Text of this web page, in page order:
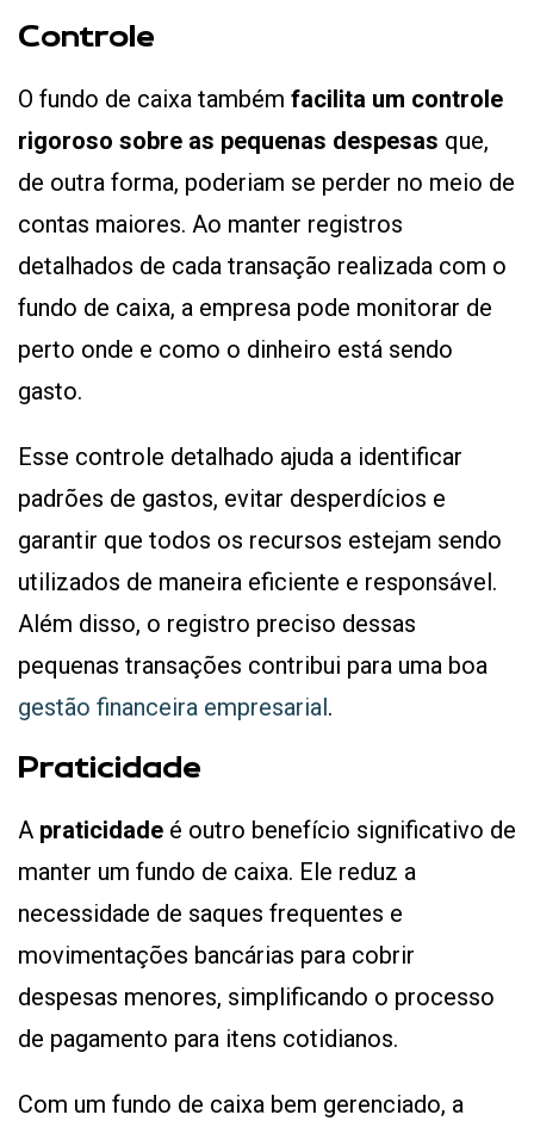
Controle
O fundo de caixa também facilita um controle
rigoroso sobre as pequenas despesas que,
de outra forma, poderiam se perder no meio de
contas maiores. Ao manter registros
detalhados de cada transação realizada com o
fundo de caixa, a empresa pode monitorar de
perto onde e como o dinheiro está sendo
gasto.
Esse controle detalhado ajuda a identificar
padrões de gastos, evitar desperdícios e
garantir que todos os recursos estejam sendo
utilizados de maneira eficiente e responsável.
Além disso, o registro preciso dessas
pequenas transações contribui para uma boa
gestão financeira empresarial.
Praticidade
A praticidade é outro benefício significativo de
manter um fundo de caixa. Ele reduz a
necessidade de saques frequentes e
movimentações bancárias para cobrir
despesas menores, simplificando o processo
de pagamento para itens cotidianos.
Com um fundo de caixa bem gerenciado, a